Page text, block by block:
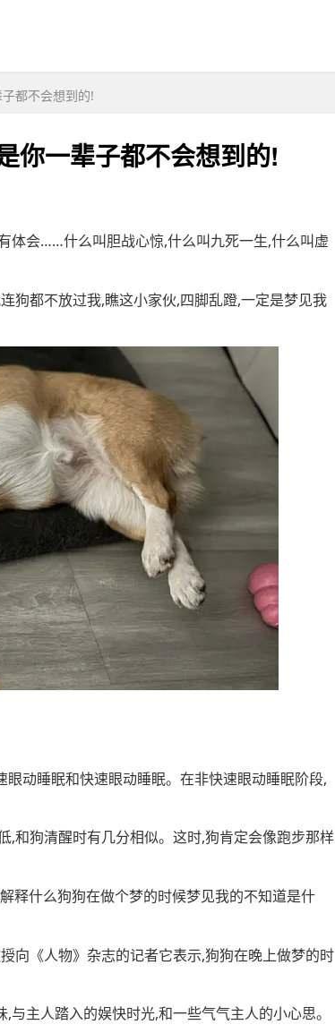
都不会想到的!
你一辈子都不会想到的!
体会……什么叫胆战心惊,什么叫九死一生,什么叫虚
狗都不放过我,瞧这小家伙,四脚乱蹬,一定是梦见我
动睡眠和快速眼动睡眠。在非快速眼动睡眠阶段,
,和狗清醒时有几分相似。这时,狗肯定会像跑步那样
释什么狗狗在做个梦的时候梦见我的不知道是什
《人物》杂志的记者它表示,狗狗在晚上做梦的时
主人踏入的娱快时光,和一些气气主人的小心思。